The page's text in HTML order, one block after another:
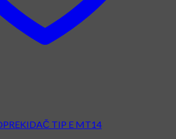
TIP E MT14